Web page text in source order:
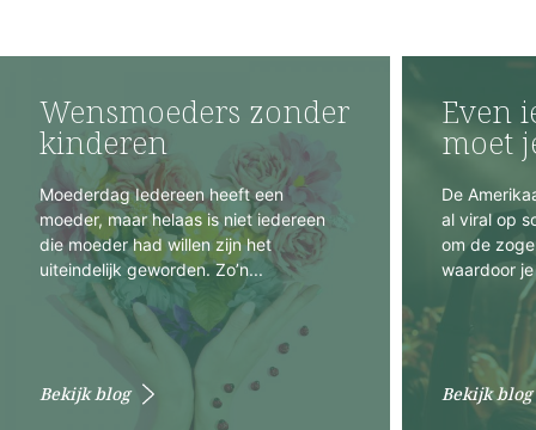
Wensmoeders zonder
kinderen
Moederdag Iedereen heeft een
moeder, maar helaas is niet iedereen
die moeder had willen zijn het
uiteindelijk geworden. Zo’n...
Bekijk blog
Even
moet
De
al viral op
om de
waardoor
Bekijk blog